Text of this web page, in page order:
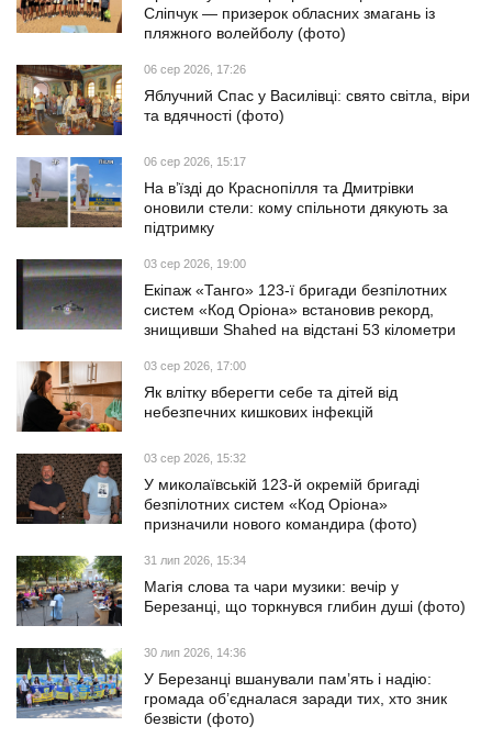
Сліпчук — призерок обласних змагань із
пляжного волейболу (фото)
06 сер 2026, 17:26
Яблучний Спас у Василівці: свято світла, віри
та вдячності (фото)
06 сер 2026, 15:17
На в’їзді до Краснопілля та Дмитрівки
оновили стели: кому спільноти дякують за
підтримку
03 сер 2026, 19:00
Екіпаж «Танго» 123-ї бригади безпілотних
систем «Код Оріона» встановив рекорд,
знищивши Shahed на відстані 53 кілометри
03 сер 2026, 17:00
Як влітку вберегти себе та дітей від
небезпечних кишкових інфекцій
03 сер 2026, 15:32
У миколаївській 123-й окремій бригаді
безпілотних систем «Код Оріона»
призначили нового командира (фото)
31 лип 2026, 15:34
Магія слова та чари музики: вечір у
Березанці, що торкнувся глибин душі (фото)
30 лип 2026, 14:36
У Березанці вшанували пам’ять і надію:
громада об’єдналася заради тих, хто зник
безвісти (фото)